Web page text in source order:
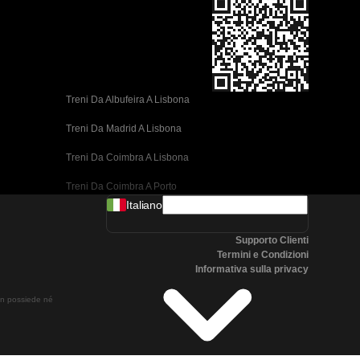
Treni Da Albufeira A Lisbona
Treni Da Madrid A Lisbona
Treni Da Coimbra A Lisbona
Treni Da Coimbra A Porto
Treni Da Valencia A Barcellona
Treni Da Malaga A Madrid
possiede né
Italiano
Supporto Clienti
Termini e Condizioni
Informativa sulla privacy